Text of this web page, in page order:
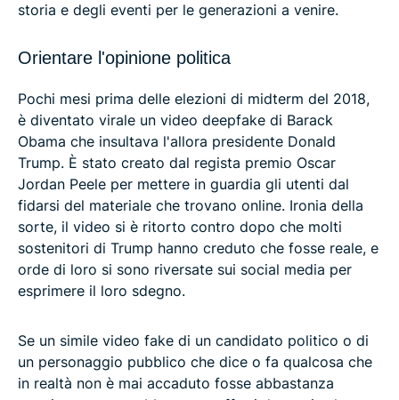
storia e degli eventi per le generazioni a venire.
Orientare l'opinione politica
Pochi mesi prima delle elezioni di midterm del 2018,
è diventato virale un video deepfake di Barack
Obama che insultava l'allora presidente Donald
Trump. È stato creato dal regista premio Oscar
Jordan Peele per mettere in guardia gli utenti dal
fidarsi del materiale che trovano online. Ironia della
sorte, il video si è ritorto contro dopo che molti
sostenitori di Trump hanno creduto che fosse reale, e
orde di loro si sono riversate sui social media per
esprimere il loro sdegno.
Se un simile video fake di un candidato politico o di
un personaggio pubblico che dice o fa qualcosa che
in realtà non è mai accaduto fosse abbastanza